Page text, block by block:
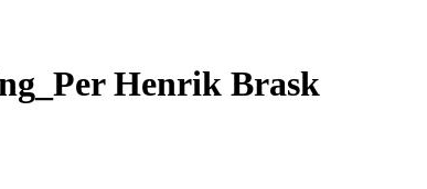
Henrik Brask